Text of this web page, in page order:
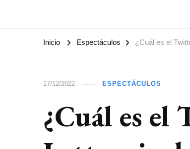
Inicio Espectáculos ¿Cuál es el
17/12/2022 ESPECTÁCULOS
¿Cuál es